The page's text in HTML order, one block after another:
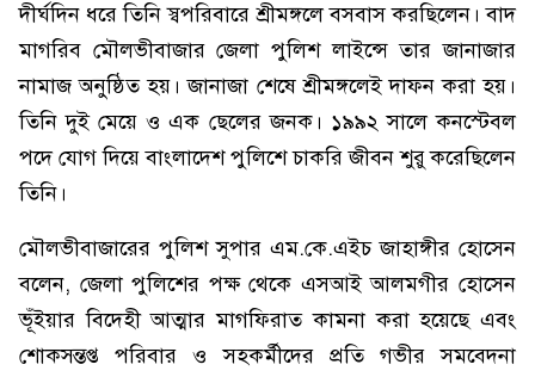
দীর্ঘদিন ধরে তিনি স্বপরিবারে শ্রীমঙ্গলে বসবাস করছিলেন। বাদ
মাগরিব মৌলভীবাজার জেলা পুলিশ লাইন্সে তার জানাজার
নামাজ অনুষ্ঠিত হয়। জানাজা শেষে শ্রীমঙ্গলেই দাফন করা হয়।
তিনি দুই মেয়ে ও এক ছেলের জনক। ১৯৯২ সালে কনস্টেবল
পদে যোগ দিয়ে বাংলাদেশ পুলিশে চাকরি জীবন শুরু করেছিলেন
তিনি।
মৌলভীবাজারের পুলিশ সুপার এম.কে.এইচ জাহাঙ্গীর হোসেন
বলেন, জেলা পুলিশের পক্ষ থেকে এসআই আলমগীর হোসেন
ভূঁইয়ার বিদেহী আত্মার মাগফিরাত কামনা করা হয়েছে এবং
শোকসন্তপ্ত পরিবার ও সহকর্মীদের প্রতি গভীর সমবেদনা